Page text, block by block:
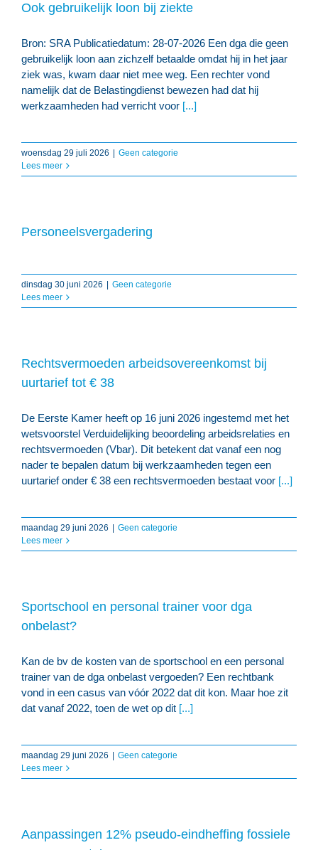
Ook gebruikelijk loon bij ziekte
Bron: SRA Publicatiedatum: 28-07-2026 Een dga die geen
gebruikelijk loon aan zichzelf betaalde omdat hij in het jaar
ziek was, kwam daar niet mee weg. Een rechter vond
namelijk dat de Belastingdienst bewezen had dat hij
werkzaamheden had verricht voor [...]
woensdag 29 juli 2026
Geen categorie
Lees meer
Personeelsvergadering
dinsdag 30 juni 2026
Geen categorie
Lees meer
Rechtsvermoeden arbeidsovereenkomst bij
uurtarief tot € 38
De Eerste Kamer heeft op 16 juni 2026 ingestemd met het
wetsvoorstel Verduidelijking beoordeling arbeidsrelaties en
rechtsvermoeden (Vbar). Dit betekent dat vanaf een nog
nader te bepalen datum bij werkzaamheden tegen een
uurtarief onder € 38 een rechtsvermoeden bestaat voor [...]
maandag 29 juni 2026
Geen categorie
Lees meer
Sportschool en personal trainer voor dga
onbelast?
Kan de bv de kosten van de sportschool en een personal
trainer van de dga onbelast vergoeden? Een rechtbank
vond in een casus van vóór 2022 dat dit kon. Maar hoe zit
dat vanaf 2022, toen de wet op dit [...]
maandag 29 juni 2026
Geen categorie
Lees meer
Aanpassingen 12% pseudo-eindheffing fossiele